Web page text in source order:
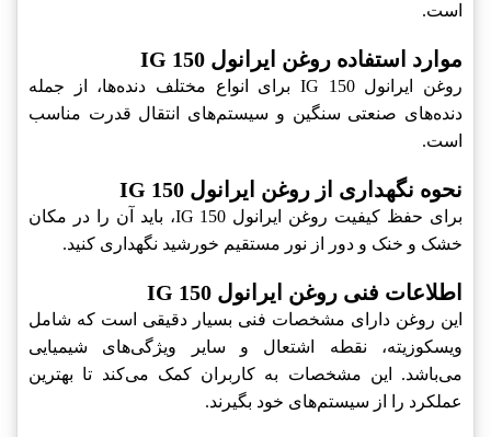
است.
موارد استفاده روغن ایرانول IG 150
روغن ایرانول IG 150 برای انواع مختلف دنده‌ها، از جمله
دنده‌های صنعتی سنگین و سیستم‌های انتقال قدرت مناسب
است.
نحوه نگهداری از روغن ایرانول IG 150
برای حفظ کیفیت روغن ایرانول IG 150، باید آن را در مکان
خشک و خنک و دور از نور مستقیم خورشید نگهداری کنید.
اطلاعات فنی روغن ایرانول IG 150
این روغن دارای مشخصات فنی بسیار دقیقی است که شامل
ویسکوزیته، نقطه اشتعال و سایر ویژگی‌های شیمیایی
می‌باشد. این مشخصات به کاربران کمک می‌کند تا بهترین
عملکرد را از سیستم‌های خود بگیرند.